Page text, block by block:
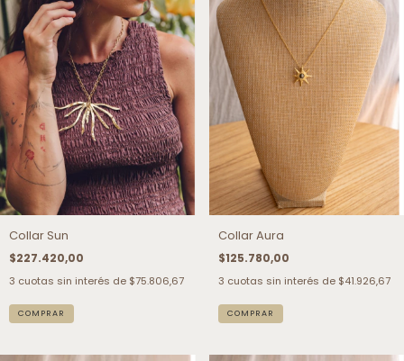
Collar Sun
$227.420,00
3 cuotas sin interés de $75.806,67
COMPRAR
Collar Aura
$125.780,00
3 cuotas sin interés de $41.926,67
COMPRAR